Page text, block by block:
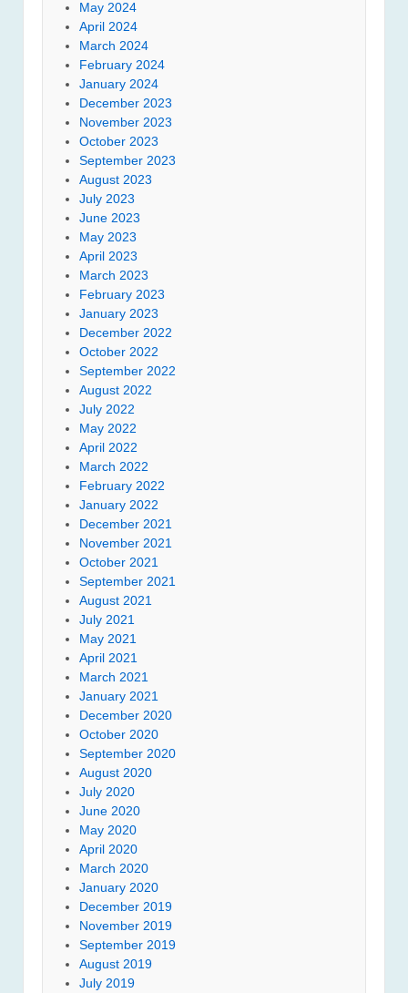
May 2024
April 2024
March 2024
February 2024
January 2024
December 2023
November 2023
October 2023
September 2023
August 2023
July 2023
June 2023
May 2023
April 2023
March 2023
February 2023
January 2023
December 2022
October 2022
September 2022
August 2022
July 2022
May 2022
April 2022
March 2022
February 2022
January 2022
December 2021
November 2021
October 2021
September 2021
August 2021
July 2021
May 2021
April 2021
March 2021
January 2021
December 2020
October 2020
September 2020
August 2020
July 2020
June 2020
May 2020
April 2020
March 2020
January 2020
December 2019
November 2019
September 2019
August 2019
July 2019